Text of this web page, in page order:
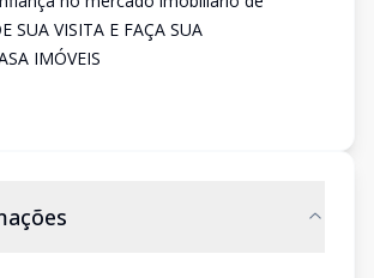
SUA VISITA E FAÇA SUA
IMÓVEIS